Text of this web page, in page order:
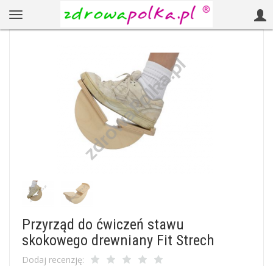
Przyrząd do ćwiczeń stawu
skokowego drewniany Fit Strech
Dodaj recenzję: